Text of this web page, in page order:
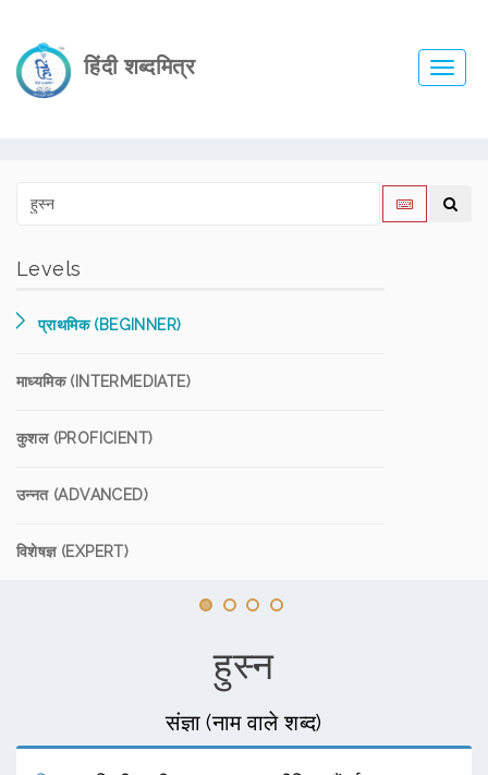
हिंदी शब्दमित्र
Levels
प्राथमिक (BEGINNER)
माध्यमिक (INTERMEDIATE)
कुशल (PROFICIENT)
उन्नत (ADVANCED)
विशेषज्ञ (EXPERT)
हुस्न
संज्ञा (नाम वाले शब्द)